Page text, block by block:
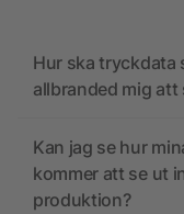
Hur ska tryckdata
allbranded mig att
Kan jag se hur
kommer att se ut
produktion?